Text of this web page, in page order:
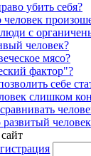
убить себя?
с
человек?
мясо?
фактор"?
себе
слишком